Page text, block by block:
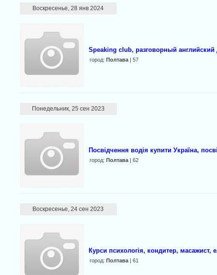
Воскресенье, 28 янв 2024
Speaking club, разговорный
город: Полтава| 57
Понедельник, 25 сен 2023
Посвідчення водія купити Україна,
город: Полтава| 62
Воскресенье, 24 сен 2023
Курси психологія, кондитер, масажист,
город: Полтава| 61